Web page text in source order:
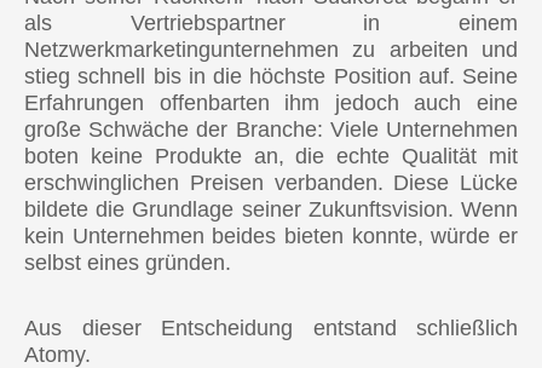
als Vertriebspartner in einem
Netzwerkmarketingunternehmen zu arbeiten und
stieg schnell bis in die höchste Position auf. Seine
Erfahrungen offenbarten ihm jedoch auch eine
große Schwäche der Branche: Viele Unternehmen
boten keine Produkte an, die echte Qualität mit
erschwinglichen Preisen verbanden. Diese Lücke
bildete die Grundlage seiner Zukunftsvision. Wenn
kein Unternehmen beides bieten konnte, würde er
selbst eines gründen.
Aus dieser Entscheidung entstand schließlich
Atomy.